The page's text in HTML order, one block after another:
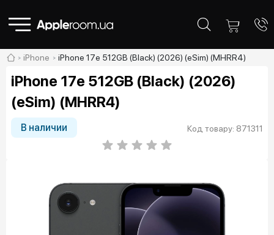
iPhone iPhone 17e 512GB (Black) (2026) (eSim) (MHRR4)
iPhone 17e 512GB (Black) (2026)
(eSim) (MHRR4)
В наличии Код товару: 871311